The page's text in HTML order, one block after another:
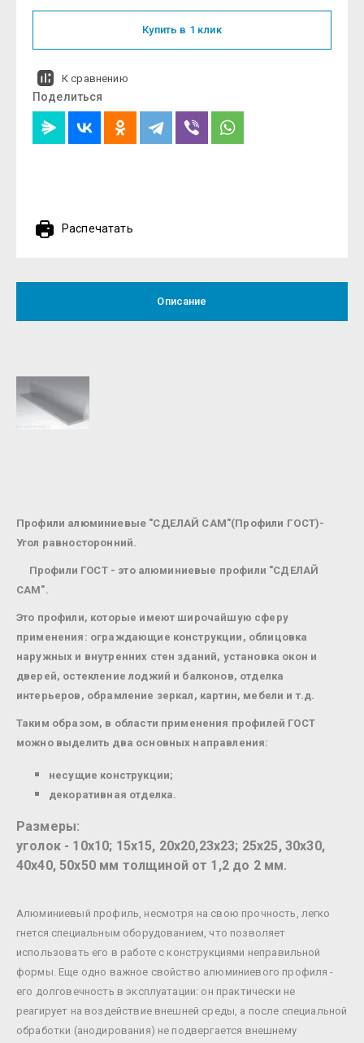
Купить в 1 клик
К сравнению
Поделиться
Распечатать
Описание
Профили алюминиевые "СДЕЛАЙ САМ"(Профили ГОСТ)-
Угол равносторонний.
Профили ГОСТ - это алюминиевые профили "СДЕЛАЙ
САМ".
Это профили, которые имеют широчайшую сферу
применения: ограждающие конструкции, облицовка
наружных и внутренних стен зданий, установка окон и
дверей, остекление лоджий и балконов, отделка
интерьеров, обрамление зеркал, картин, мебели и т.д.
Таким образом, в области применения профилей ГОСТ
можно выделить два основных направления:
несущие конструкции;
декоративная отделка.
Размеры:
уголок - 10х10; 15х15, 20х20,23х23; 25х25, 30х30,
40х40, 50х50 мм толщиной от 1,2 до 2 мм.
Алюминиевый профиль, несмотря на свою прочность, легко
гнется специальным оборудованием, что позволяет
использовать его в работе с конструкциями неправильной
формы. Еще одно важное свойство алюминиевого профиля -
его долговечность в эксплуатации: он практически не
реагирует на воздействие внешней среды, а после специальной
обработки (анодирования) не подвергается внешнему